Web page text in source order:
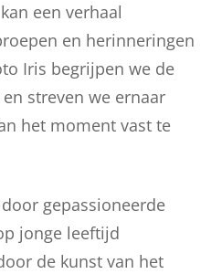
een verhaal
en herinneringen
Iris begrijpen we de
streven we ernaar
het moment vast te
gepassioneerde
jonge leeftijd
de kunst van het